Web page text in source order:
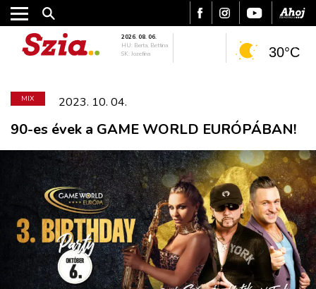
2026. 08. 06.
HU: Berta, Bettina
SK: Jozefína
30°C
MIX 2023. 10. 04.
90-es évek a GAME WORLD EURÓPÁBAN!